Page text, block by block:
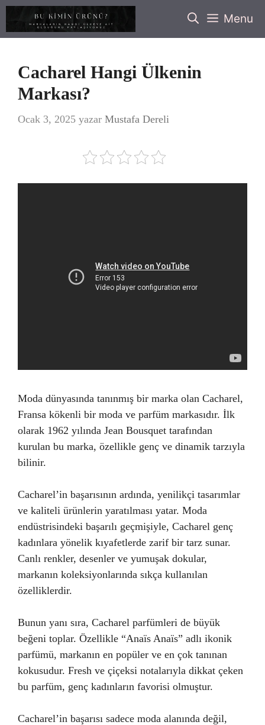
İçeriğe
Menu
Cacharel Hangi Ülkenin
Markası?
Ocak 3, 2025 yazar Mustafa Dereli
Moda dünyasında tanınmış bir marka olan Cacharel,
Fransa kökenli bir moda ve parfüm markasıdır. İlk
olarak 1962 yılında Jean Bousquet tarafından
kurulan bu marka, özellikle genç ve dinamik tarzıyla
bilinir.
Cacharel’in başarısının ardında, yenilikçi tasarımlar
ve kaliteli ürünlerin yaratılması yatar. Moda
endüstrisindeki başarılı geçmişiyle, Cacharel genç
kadınlara yönelik kıyafetlerde zarif bir tarz sunar.
Canlı renkler, desenler ve yumuşak dokular,
markanın koleksiyonlarında sıkça kullanılan
özelliklerdir.
Bunun yanı sıra, Cacharel parfümleri de büyük
beğeni toplar. Özellikle “Anaïs Anaïs” adlı ikonik
parfümü, markanın en popüler ve en çok tanınan
kokusudur. Fresh ve çiçeksi notalarıyla dikkat çeken
bu parfüm, genç kadınların favorisi olmuştur.
Cacharel’in başarısı sadece moda alanında değil,